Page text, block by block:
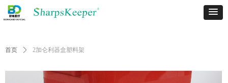
首页 ꄲ 2加仑利器盒塑料架